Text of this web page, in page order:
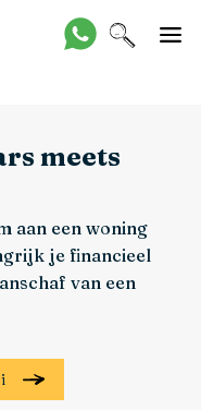
meets
aan een woning
je financieel
van een